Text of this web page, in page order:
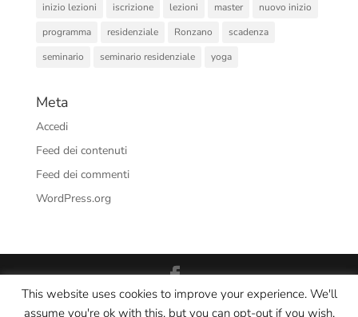
inizio lezioni
iscrizione lezioni master
nuovo inizio
programma
residenziale Ronzano
scadenza
seminario
seminario residenziale yoga
Meta
Accedi
Feed dei contenuti
Feed dei commenti
WordPress.org
Interno Yoga Srl Società Sportiva Dilettantistica - CF/PI:
This website uses cookies to improve your experience. We'll
assume you're ok with this, but you can opt-out if you wish.